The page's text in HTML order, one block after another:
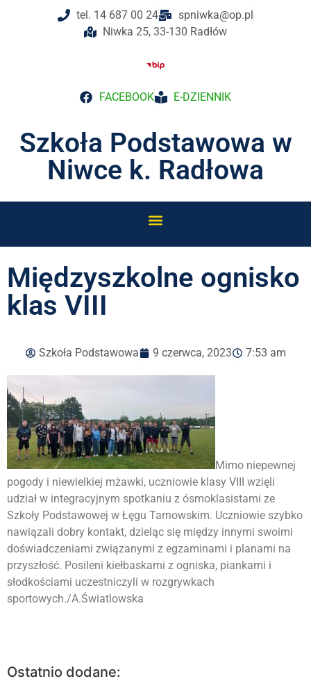
tel. 14 687 00 24
spniwka@op.pl
Niwka 25, 33-130 Radłów
FACEBOOK E-DZIENNIK
Szkoła Podstawowa w
Niwce k. Radłowa
Międzyszkolne ognisko
klas VIII
Szkoła Podstawowa 9 czerwca, 2023 7:53 am
Mimo niepewnej
pogody i niewielkiej mżawki, uczniowie klasy VIII wzięli
udział w integracyjnym spotkaniu z ósmoklasistami ze
Szkoły Podstawowej w Łęgu Tarnowskim. Uczniowie szybko
nawiązali dobry kontakt, dzieląc się między innymi swoimi
doświadczeniami związanymi z egzaminami i planami na
przyszłość. Posileni kiełbaskami z ogniska, piankami i
słodkościami uczestniczyli w rozgrywkach
sportowych./A.Światlowska
Ostatnio dodane: